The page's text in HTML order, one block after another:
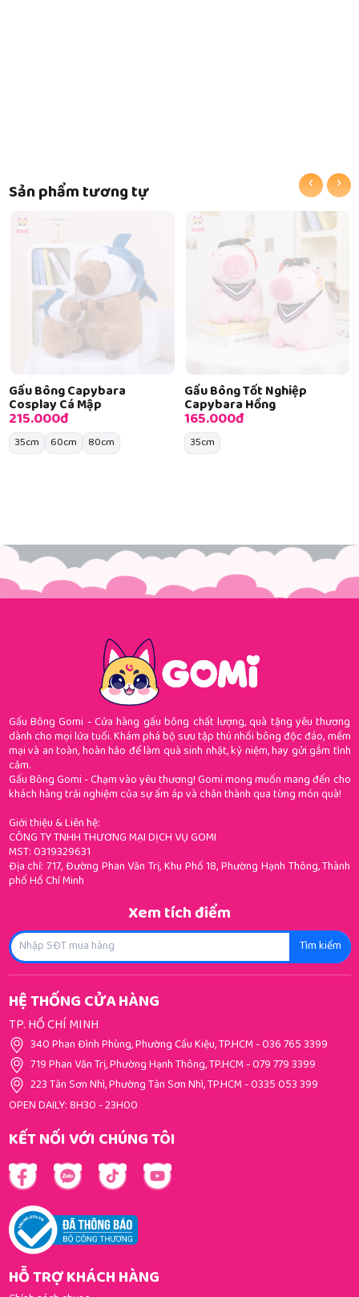
Sản phẩm tương tự
Gấu Bông Capybara
Cosplay Cá Mập
215.000đ
35cm 60cm 80cm
Gấu Bông Tốt Nghiệp
Capybara Hồng
165.000đ
35cm
‹ ›
Gấu Bông Gomi - Cửa hàng gấu bông chất lượng, quà tặng yêu thương
dành cho mọi lứa tuổi. Khám phá bộ sưu tập thú nhồi bông độc đáo, mềm
mại và an toàn, hoàn hảo để làm quà sinh nhật, kỷ niệm, hay gửi gắm tình
cảm.
Gấu Bông Gomi - Chạm vào yêu thương! Gomi mong muốn mang đến cho
khách hàng trải nghiệm của sự ấm áp và chân thành qua từng món quà!
Giới thiệu & Liên hệ:
CÔNG TY TNHH THƯƠNG MẠI DỊCH VỤ GOMI
MST: 0319329631
Địa chỉ: 717, Đường Phan Văn Trị, Khu Phố 18, Phường Hạnh Thông, Thành
phố Hồ Chí Minh
Xem tích điểm
Tìm kiếm
HỆ THỐNG CỬA HÀNG
TP. HỒ CHÍ MINH
340 Phan Đình Phùng, Phường Cầu Kiệu, TP.HCM-036 765 3399
719 Phan Văn Trị, Phường Hạnh Thông, TP.HCM-079 779 3399
223 Tân Sơn Nhì, Phường Tân Sơn Nhì, TP.HCM-0335 053 399
OPEN DAILY: 8H30 - 23H00
KẾT NỐI VỚI CHÚNG TÔI
HỖ TRỢ KHÁCH HÀNG